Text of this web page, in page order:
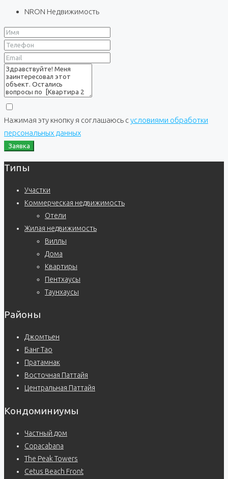
NRON Недвижимость
Нажимая эту кнопку я соглашаюсь сусловиями обработки
персональных данных
Заявка
Типы
Участки
Коммерческая недвижимость
Отели
Жилая недвижимость
Виллы
Дома
Квартиры
Пентхаусы
Таунхаусы
Районы
Джомтьен
Банг Тао
Пратамнак
Восточная Паттайя
Центральная Паттайя
Кондоминиумы
Частный дом
Copacabana
The Peak Towers
Cetus Beach Front